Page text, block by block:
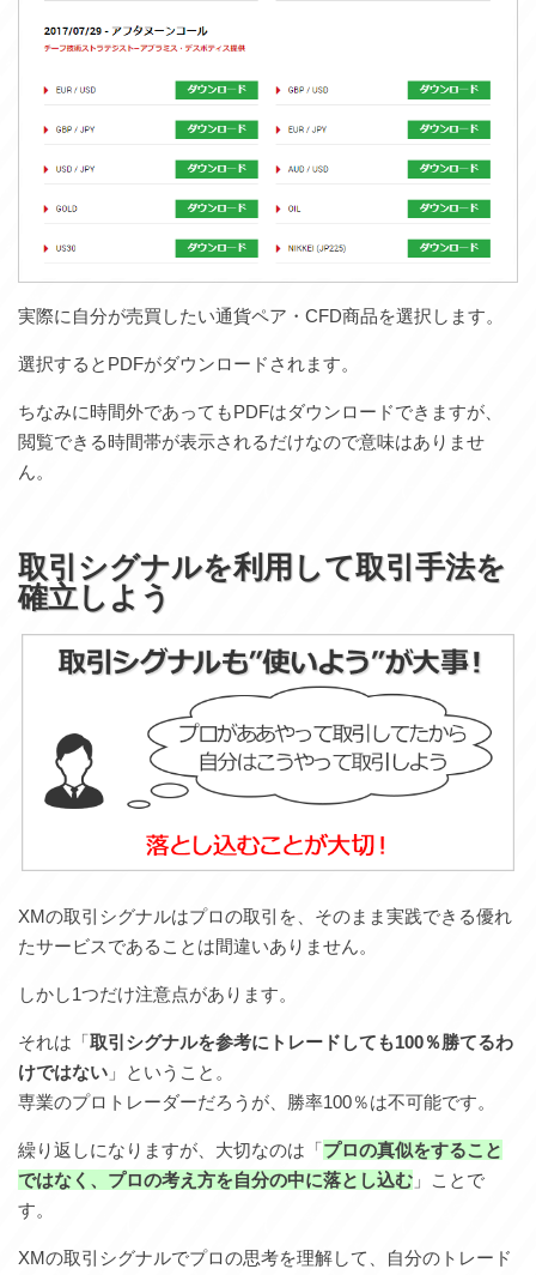
実際に自分が売買したい通貨ペア・CFD商品を選択します。
選択するとPDFがダウンロードされます。
ちなみに時間外であってもPDFはダウンロードできますが、
閲覧できる時間帯が表示されるだけなので意味はありませ
ん。
取引シグナルを利用して取引手法を
確立しよう
XMの取引シグナルはプロの取引を、そのまま実践できる優れ
たサービスであることは間違いありません。
しかし1つだけ注意点があります。
それは「取引シグナルを参考にトレードしても100％勝てるわ
けではない 」ということ。
専業のプロトレーダーだろうが、勝率100％は不可能です。
繰り返しになりますが、大切なのは「プロの真似をすること
ではなく、プロの考え方を自分の中に落とし込む 」ことで
す。
XMの取引シグナルでプロの思考を理解して、自分のトレード